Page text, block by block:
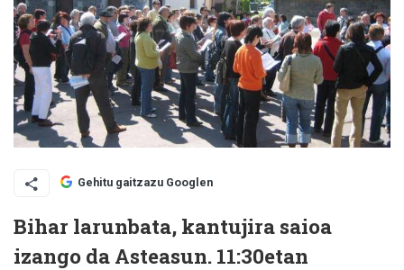
Gehitu gaitzazu Googlen
Bihar larunbata, kantujira saioa
izango da Asteasun. 11:30etan